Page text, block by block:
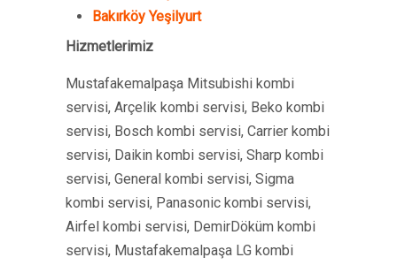
Bakırköy Yeşilyurt
Hizmetlerimiz
Mustafakemalpaşa Mitsubishi kombi
servisi, Arçelik kombi servisi, Beko kombi
servisi, Bosch kombi servisi, Carrier kombi
servisi, Daikin kombi servisi, Sharp kombi
servisi, General kombi servisi, Sigma
kombi servisi, Panasonic kombi servisi,
Airfel kombi servisi, DemirDöküm kombi
servisi, Mustafakemalpaşa LG kombi